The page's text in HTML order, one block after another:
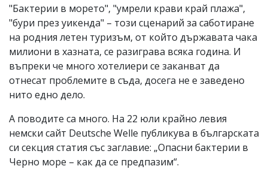
вас
коментар,
моля
сигнализирайте
ни!
"Бактерии в морето", "умрели крави край плажа",
"бури през уикенда" – този сценарий за саботиране
на родния летен туризъм, от който държавата чака
милиони в хазната, се разиграва всяка година. И
въпреки че много хотелиери се заканват да
отнесат проблемите в съда, досега не е заведено
нито едно дело.
А поводите са много. На 22 юли крайно левия
немски сайт Deutsche Welle публикува в българската
си секция статия със заглавие: „Опасни бактерии в
Черно море – как да се предпазим“.